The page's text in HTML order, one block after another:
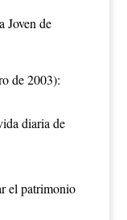
Joven de
de 2003):
diaria de
el patrimonio